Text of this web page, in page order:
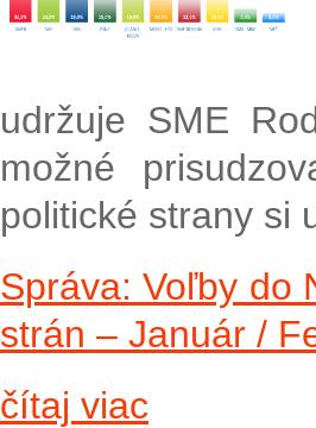
udržuje SME
možné
politické strany si
Správa: Voľby do
strán – Január /
čítaj viac